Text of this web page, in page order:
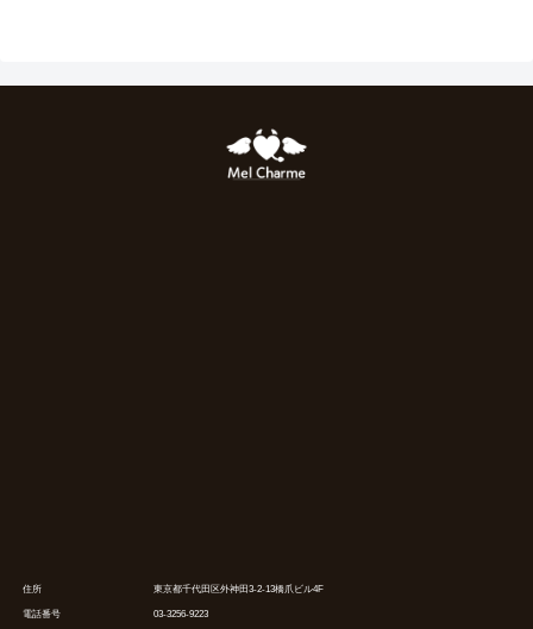
住所 東京都千代田区外神田3-2-13橋爪ビル4F
電話番号 03-3256-9223